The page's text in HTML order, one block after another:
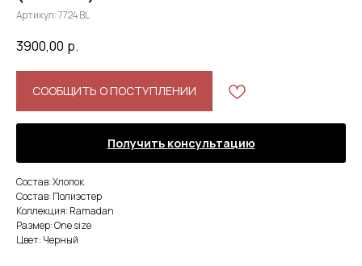
Артикул:7724 BL
3900,00 р.
СООБЩИТЬ О ПОСТУПЛЕНИИ
Получить консультацию
Состав: Хлопок
Состав: Полиэстер
Коллекция: Ramadan
Размер: One size
Цвет: Черный